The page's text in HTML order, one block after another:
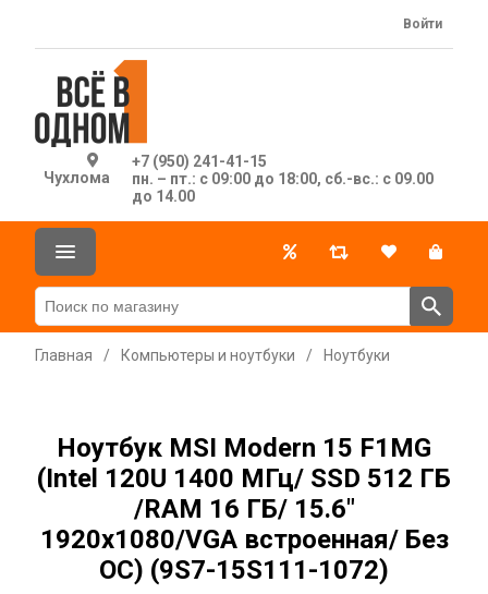
Чухлома
+7 (950) 241-41-15
пн. – пт.: с 09:00 до 18:00, сб.-вс.: с 09.00
до 14.00
Войти
Главная / Компьютеры и ноутбуки / Ноутбуки
Ноутбук MSI Modern 15 F1MG
(Intel 120U 1400 МГц/ SSD 512 ГБ
/RAM 16 ГБ/ 15.6"
1920x1080/VGA встроенная/ Без
ОС) (9S7-15S111-1072)